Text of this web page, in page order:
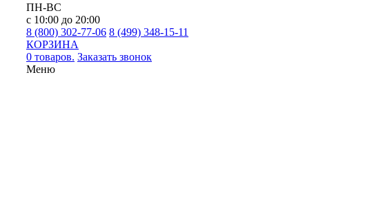
ПН-ВС
с 10:00 до 20:00
8 (800) 302-77-06 8 (499) 348-15-11
КОРЗИНА
0 товаров. Заказать звонок
Меню